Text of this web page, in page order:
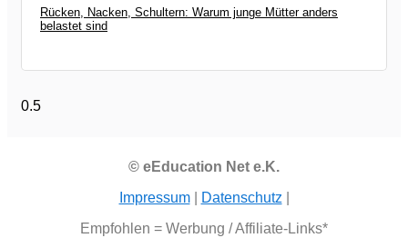
Rücken, Nacken, Schultern: Warum junge Mütter anders
belastet sind
© eEducation Net e.K.
Impressum| Datenschutz
Empfohlen = Werbung / Affiliate-Links*